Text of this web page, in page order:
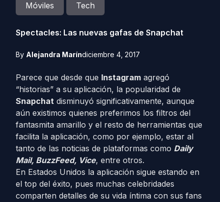
Móviles Tech
Spectacles: Las nuevas gafas de Snapchat
By Alejandra Maríndiciembre 4, 2017
Parece que desde que Instagram agregó
“historias” a su aplicación, la popularidad de
Snapchat disminuyó significativamente, aunque
aún existimos quienes preferimos los filtros del
fantasmita amarillo y el resto de herramientas que
facilita la aplicación, como por ejemplo, estar al
tanto de las noticias de plataformas como Daily
Mail, BuzzFeed, Vice, entre otros.
En Estados Unidos la aplicación sigue estando en
el top del éxito, pues muchas celebridades
comparten detalles de su vida íntima con sus fans